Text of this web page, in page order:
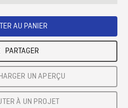
AU PANIER
PARTAGER
UN APERÇU
À UN PROJET